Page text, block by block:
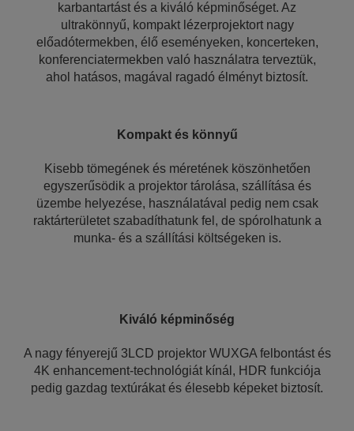
karbantartást és a kiváló képminőséget. Az
ultrakönnyű, kompakt lézerprojektort nagy
előadótermekben, élő eseményeken, koncerteken,
konferenciatermekben való használatra terveztük,
ahol hatásos, magával ragadó élményt biztosít.
Kompakt és könnyű
Kisebb tömegének és méretének köszönhetően
egyszerűsödik a projektor tárolása, szállítása és
üzembe helyezése, használatával pedig nem csak
raktárterületet szabadíthatunk fel, de spórolhatunk a
munka- és a szállítási költségeken is.
Kiváló képminőség
A nagy fényerejű 3LCD projektor WUXGA felbontást és
4K enhancement-technológiát kínál, HDR funkciója
pedig gazdag textúrákat és élesebb képeket biztosít.